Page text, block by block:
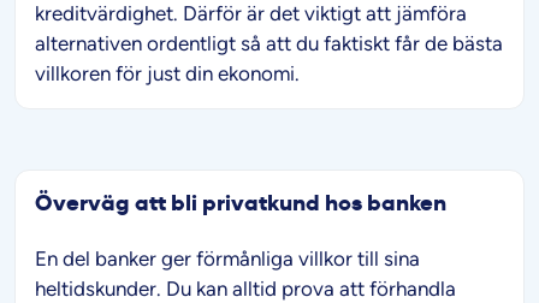
kreditvärdighet. Därför är det viktigt att jämföra
alternativen ordentligt så att du faktiskt får de bästa
villkoren för just din ekonomi.
Överväg att bli privatkund hos banken
En del banker ger förmånliga villkor till sina
heltidskunder. Du kan alltid prova att förhandla